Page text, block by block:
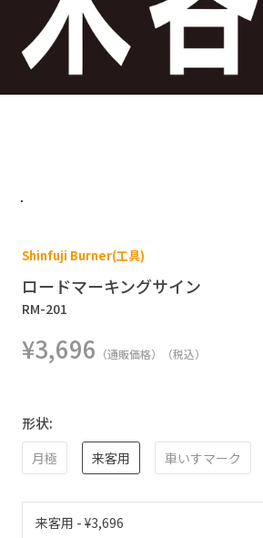
Shinfuji Burner(工具)
ロードマーキングサイン
RM-201
¥3,696 （通販価格）（税込）
形状:
月極 来客用 車いすマーク